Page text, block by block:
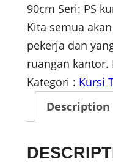
90cm Seri: PS
Kita semua
pekerja dan
ruangan kantor.
Kategori : Kursi
Description